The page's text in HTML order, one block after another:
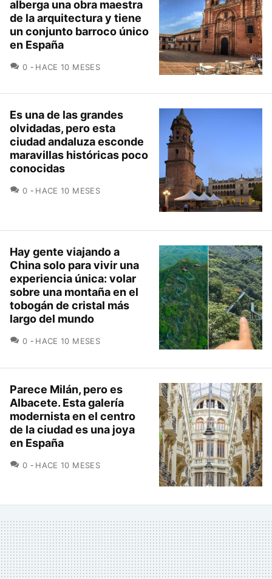
alberga una obra maestra
de la arquitectura y tiene
un conjunto barroco único
en España
0 COMENTARIOS
HACE 10 MESES
Es una de las grandes
olvidadas, pero esta
ciudad andaluza esconde
maravillas históricas poco
conocidas
0 COMENTARIOS
HACE 10 MESES
Hay gente viajando a
China solo para vivir una
experiencia única: volar
sobre una montaña en el
tobogán de cristal más
largo del mundo
0 COMENTARIOS
HACE 10 MESES
Parece Milán, pero es
Albacete. Esta galería
modernista en el centro
de la ciudad es una joya
en España
0 COMENTARIOS
HACE 10 MESES